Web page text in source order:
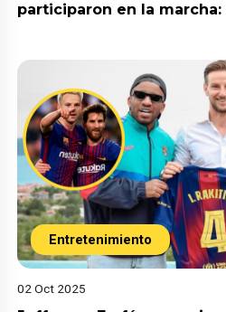
participaron en la marcha:
Entretenimiento
02 Oct 2025